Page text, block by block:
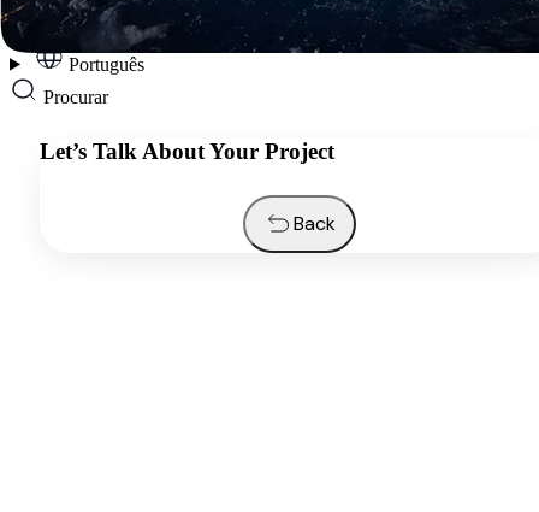
About us
Contacts
Request a quote
Português
Procurar
Let’s Talk About Your Project
Back